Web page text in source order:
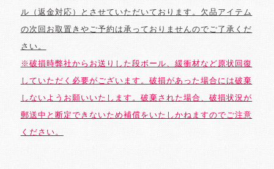
ル（返金対応）とさせていただいております。欠品アイテム
の次回お取置きやご予約は承っておりませんのでご了承くだ
さい。
※破損時弊社からお送りした段ボール、緩衝材など原状回復
していただく必要がございます。破損があった場合には破棄
しないようお願いいたします。破棄された場合、破損状況が
郵送中と断定できないため補償をいたしかねますのでご注意
ください。